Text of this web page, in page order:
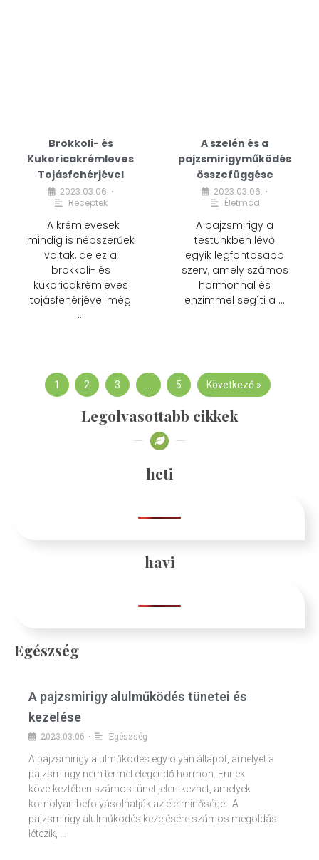
Brokkoli- és
Kukoricakrémleves
Tojásfehérjével
2023.03.06. •
Receptek
A krémlevesek
mindig is népszerűek
voltak, de ez a
brokkoli- és
kukoricakrémleves
tojásfehérjével még
…
A szelén és a
pajzsmirigyműködés
összefüggése
2023.03.06. •
Életmód
A pajzsmirigy a
testünkben lévő
egyik legfontosabb
szerv, amely számos
hormonnal és
enzimmel segíti a …
1 2 3 … 5 Következő »
Legolvasottabb cikkek
heti
havi
Egészség
A pajzsmirigy alulműködés tünetei és
kezelése
2023.03.06. •
Egészség
A pajzsmirigy alulműködés egy olyan állapot, amelyet a
pajzsmirigy nem termel elegendő hormon. Ennek
következtében számos tünet jelentkezhet, amelyek
komolyan befolyásolhatják az életminőséget. A
pajzsmirigy alulműködés kezelésére számos megoldás
létezik, …